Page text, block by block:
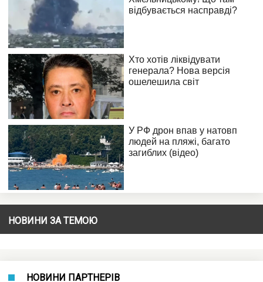
НОВИНИ ЗА ТЕМОЮ
НОВИНИ ПАРТНЕРІВ